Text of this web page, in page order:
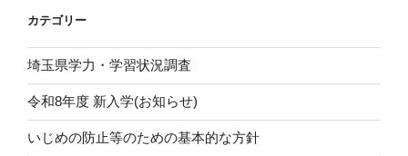
ー
シ
ョ
ン
カテゴリー
埼玉県学力・学習状況調査
令和8年度 新入学(お知らせ)
いじめの防止等のための基本的な方針